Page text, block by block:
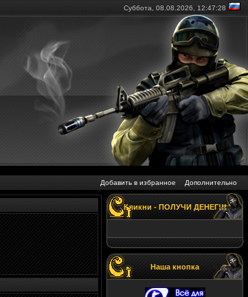
Суббота, 08.08.2026, 12:47:29
Добавить в избранное Дополнительно
Кликни - ПОЛУЧИ ДЕНЕГ!!!
Наша кнопка